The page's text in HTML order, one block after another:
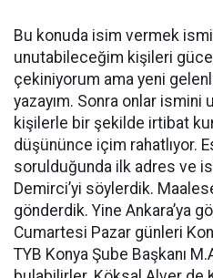
Bu konuda isim vermek
unutabileceğim kişileri
çekiniyorum ama yeni
yazayım. Sonra onlar
kişilerle bir şekilde irtibat
düşününce içim rahatlıyor.
sorulduğunda ilk adres ve
Demirci’yi söylerdik.
gönderdik. Yine Ankara’ya
Cumartesi Pazar günleri
TYB Konya Şube Başkanı